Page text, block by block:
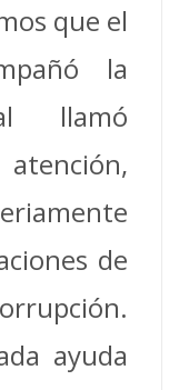
que el
la
llamó
de
ayuda